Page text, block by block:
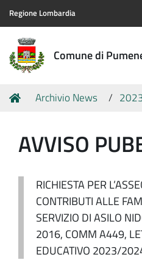
Regione Lombardia
Comune di
Tu
Home
Archivio News
AVVISO
RICHIESTA PER
CONTRIBUTI ALLE
SERVIZIO DI ASILO
2016, COMM A449,
EDUCATIVO 2023/